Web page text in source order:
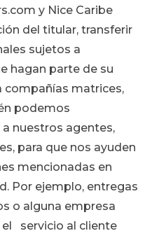
y Nice Caribe
del titular, transferir
sujetos a
hagan parte de su
compañías matrices,
podemos
nuestros agentes,
para que nos ayuden
mencionadas en
Por ejemplo, entregas
o alguna empresa
servicio al cliente